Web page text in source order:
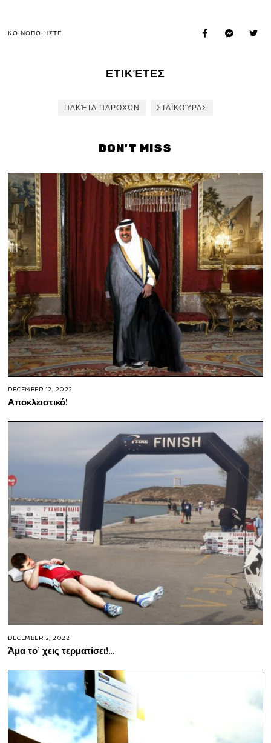
ΚΟΙΝΟΠΟΙΉΣΤΕ
ΕΤΙΚΈΤΕΣ
ΠΑΚΈΤΑ ΠΑΡΟΧΏΝ ΣΤΑΪΚΟΎΡΑΣ
DON'T MISS
DECEMBER 12, 2022
Αποκλειστικό!
DECEMBER 2, 2022
Άμα το’ χεις τερματίσει!…